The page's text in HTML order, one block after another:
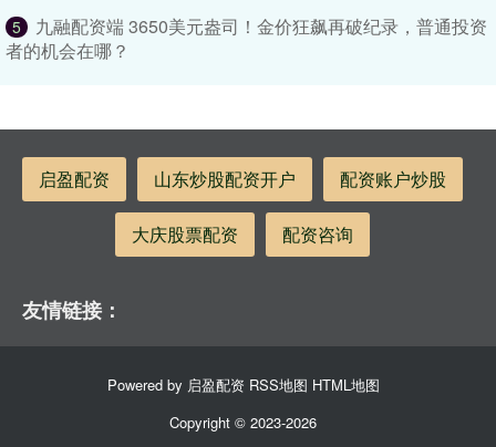
5
九融配资端 3650美元盎司！金价狂飙再破纪录，普通投资
者的机会在哪？
启盈配资 山东炒股配资开户 配资账户炒股
大庆股票配资 配资咨询
友情链接：
Powered by 启盈配资 RSS地图 HTML地图
Copyright © 2023-2026